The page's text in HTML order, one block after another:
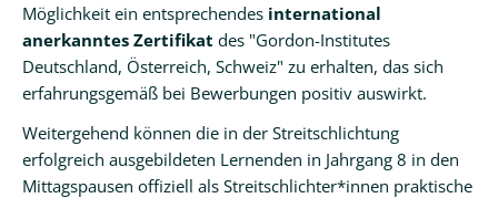
Pädagogische
Inhalte
Fächer
Medien
Berufsvorbereitung
Möglichkeit ein entsprechendes international
anerkanntes Zertifikat des "Gordon-Institutes
Deutschland, Österreich, Schweiz" zu erhalten, das sich
erfahrungsgemäß bei Bewerbungen positiv auswirkt.
Weitergehend können die in der Streitschlichtung
erfolgreich ausgebildeten Lernenden in Jahrgang 8 in den
Mittagspausen offiziell als Streitschlichter*innen praktische